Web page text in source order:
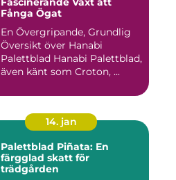
Fånga Ögat
En Övergripande, Grundlig
Översikt över Hanabi
Palettblad Hanabi Palettblad,
även känt som Croton, ...
14. jan
Palettblad Piñata: En
färgglad skatt för
trädgården